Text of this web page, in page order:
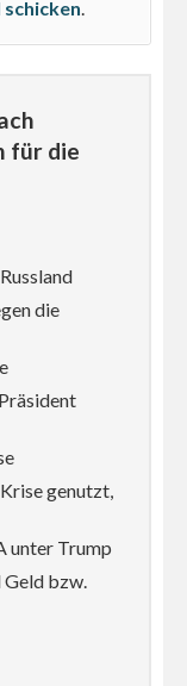
schicken
für die
die
genutzt,
unter Trump
Geld bzw.